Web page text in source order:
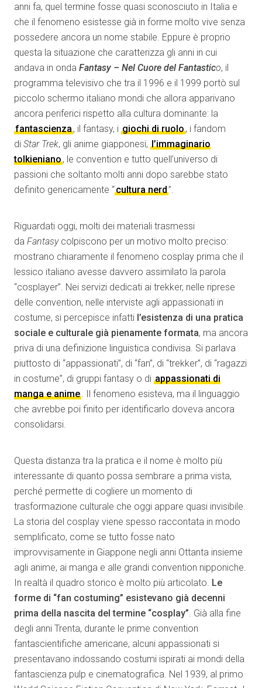
anni fa, quel termine fosse quasi sconosciuto in Italia e
che il fenomeno esistesse già in forme molto vive senza
possedere ancora un nome stabile. Eppure è proprio
questa la situazione che caratterizza gli anni in cui
andava in onda Fantasy – Nel Cuore del Fantastico, il
programma televisivo che tra il 1996 e il 1999 portò sul
piccolo schermo italiano mondi che allora apparivano
ancora periferici rispetto alla cultura dominante: la
fantascienza, il fantasy, i giochi di ruolo, i fandom
di Star Trek, gli anime giapponesi, l’immaginario
tolkieniano, le convention e tutto quell’universo di
passioni che soltanto molti anni dopo sarebbe stato
definito genericamente “cultura nerd”.
Riguardati oggi, molti dei materiali trasmessi
da Fantasycolpiscono per un motivo molto preciso:
mostrano chiaramente il fenomeno cosplay prima che il
lessico italiano avesse davvero assimilato la parola
“cosplayer”. Nei servizi dedicati ai trekker, nelle riprese
delle convention, nelle interviste agli appassionati in
costume, si percepisce infatti l’esistenza di una pratica
sociale e culturale già pienamente formata, ma ancora
priva di una definizione linguistica condivisa. Si parlava
piuttosto di “appassionati”, di “fan”, di “trekker”, di “ragazzi
in costume”, di gruppi fantasy o di appassionati di
manga e anime
. Il fenomeno esisteva, ma il linguaggio
che avrebbe poi finito per identificarlo doveva ancora
consolidarsi.
Questa distanza tra la pratica e il nome è molto più
interessante di quanto possa sembrare a prima vista,
perché permette di cogliere un momento di
trasformazione culturale che oggi appare quasi invisibile.
La storia del cosplay viene spesso raccontata in modo
semplificato, come se tutto fosse nato
improvvisamente in Giappone negli anni Ottanta insieme
agli anime, ai manga e alle grandi convention nipponiche.
In realtà il quadro storico è molto più articolato. Le
forme di “fan costuming” esistevano già decenni
prima della nascita del termine “cosplay” . Già alla fine
degli anni Trenta, durante le prime convention
fantascientifiche americane, alcuni appassionati si
presentavano indossando costumi ispirati ai mondi della
fantascienza pulp e cinematografica. Nel 1939, al primo